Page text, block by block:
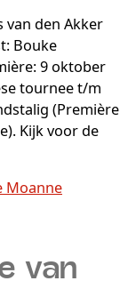
den Akker
Bouke
9 oktober
tournee t/m
(Première
Kijk voor de
Moanne
van